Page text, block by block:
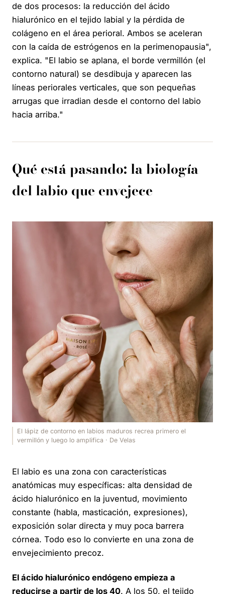
de dos procesos: la reducción del ácido
hialurónico en el tejido labial y la pérdida de
colágeno en el área perioral. Ambos se aceleran
con la caída de estrógenos en la perimenopausia",
explica. "El labio se aplana, el borde vermillón (el
contorno natural) se desdibuja y aparecen las
líneas periorales verticales, que son pequeñas
arrugas que irradian desde el contorno del labio
hacia arriba."
Qué está pasando: la biología
del labio que envejece
El lápiz de contorno en labios maduros recrea primero el
vermillón y luego lo amplifica · De Velas
El labio es una zona con características
anatómicas muy específicas: alta densidad de
ácido hialurónico en la juventud, movimiento
constante (habla, masticación, expresiones),
exposición solar directa y muy poca barrera
córnea. Todo eso lo convierte en una zona de
envejecimiento precoz.
El ácido hialurónico endógeno empieza a
reducirse a partir de los 40. A los 50, el tejido